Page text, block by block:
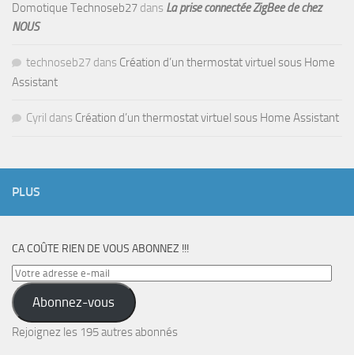
Domotique Technoseb27 dans La prise connectée ZigBee de chez
NOUS
technoseb27 dans Création d’un thermostat virtuel sous Home
Assistant
Cyril dans Création d’un thermostat virtuel sous Home Assistant
PLUS
CA COÛTE RIEN DE VOUS ABONNEZ !!!
Votre
adresse
e-
mail
Abonnez-vous
Rejoignez les 195 autres abonnés